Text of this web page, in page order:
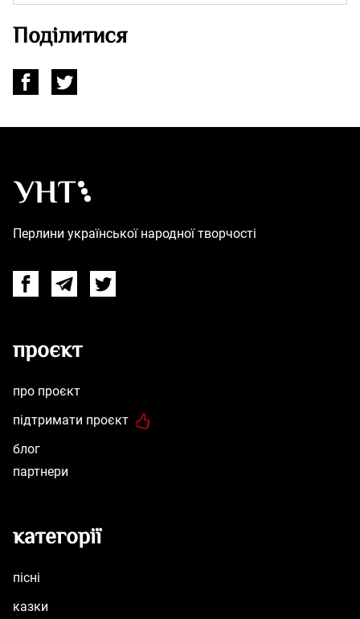
Поділитися
Перлини української народної творчості
FacebookTelegramTwitter
проєкт
про проєкт
підтримати проєкт
блог
партнери
категорії
пісні
казки